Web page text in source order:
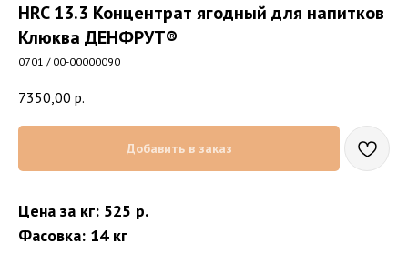
HRC 13.3 Концентрат ягодный для напитков
Клюква ДЕНФРУТ®
0701 / 00-00000090
7350,00 р.
Добавить в заказ
Цена за кг: 525 р.
Фасовка: 14 кг